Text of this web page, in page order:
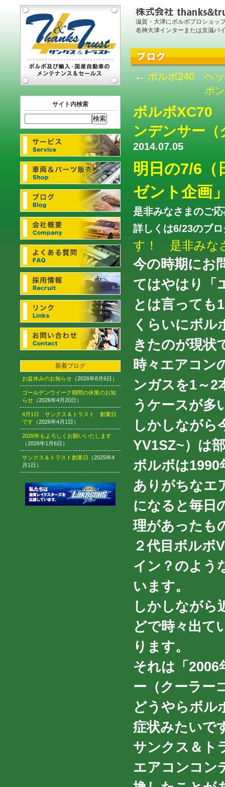
滋賀・大津にボルボプロショッ
名神大津インターまたは京滋バ
サイト内検索
新着ブログ
お盆休みのお知らせ （2026年8月6日）
ゴールデンウイーク期間の休業のお知
らせ （2026年4月20日）
4月1日 サンクス＆トラスト 創業日
です （2026年4月1日）
2026年もよろしくお願いいたします
（2026年1月6日）
サンクス＆トラスト創業日
（2025年4
月1日）
← ボルボ240 ヘッ
ポ
ボルボ
ンデンサー（
2014.07.05
明日の7/6（
ゼント企画
是非みなさまのご
詳しくは6/23のブロ
す！ 是非みな
今の時期にお
てはやはり「
とは言っても
くらいにボル
きたのが現状
時々エアコン
ンガスを1～2
うケースが多
しかしながら
YV1SZ~）は
ボルボは1990
ありがちなエ
になると毎日
理があったも
２代目ボルボ
イン？のよう
います。
しかしながら
どで時々出て
ります。
それは「
ー（クーラー
どうやらボル
症状みたいで
サンクス＆ト
エアコンコン